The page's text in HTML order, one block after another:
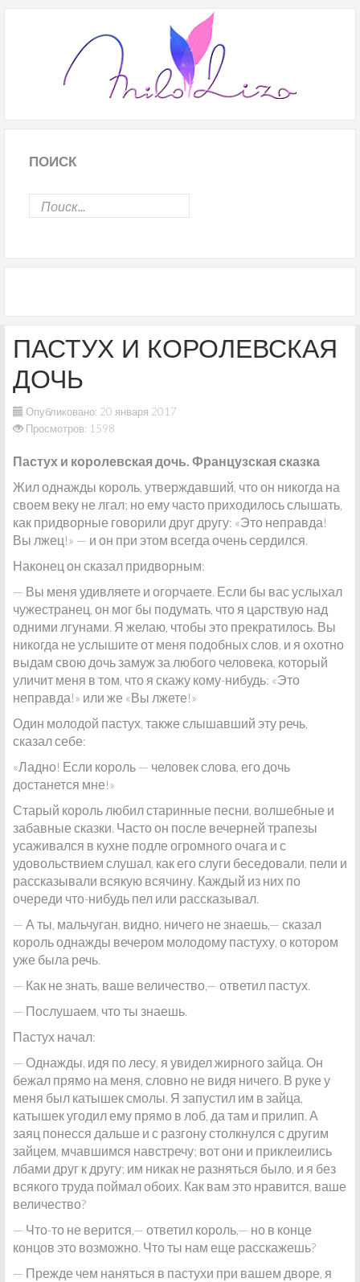
ПОИСК
ПАСТУХ И КОРОЛЕВСКАЯ
ДОЧЬ
Опубликовано: 20 января 2017
Просмотров: 1598
Пастух и королевская дочь. Французская сказка
Жил однажды король, утверждавший, что он никогда на
своем веку не лгал; но ему часто приходилось слышать,
как придворные говорили друг другу: «Это неправда!
Вы лжец!» — и он при этом всегда очень сердился.
Наконец он сказал придворным:
— Вы меня удивляете и огорчаете. Если бы вас услыхал
чужестранец, он мог бы подумать, что я царствую над
одними лгунами. Я желаю, чтобы это прекратилось. Вы
никогда не услышите от меня подобных слов, и я охотно
выдам свою дочь замуж за любого человека, который
уличит меня в том, что я скажу кому-нибудь: «Это
неправда!» или же «Вы лжете!»
Один молодой пастух, также слышавший эту речь,
сказал себе:
«Ладно! Если король — человек слова, его дочь
достанется мне!»
Старый король любил старинные песни, волшебные и
забавные сказки. Часто он после вечерней трапезы
усаживался в кухне подле огромного очага и с
удовольствием слушал, как его слуги беседовали, пели и
рассказывали всякую всячину. Каждый из них по
очереди что-нибудь пел или рассказывал.
— А ты, мальчуган, видно, ничего не знаешь,— сказал
король однажды вечером молодому пастуху, о котором
уже была речь.
— Как не знать, ваше величество,— ответил пастух.
— Послушаем, что ты знаешь.
Пастух начал:
— Однажды, идя по лесу, я увидел жирного зайца. Он
бежал прямо на меня, словно не видя ничего. В руке у
меня был катышек смолы. Я запустил им в зайца,
катышек угодил ему прямо в лоб, да там и прилип. А
заяц понесся дальше и с разгону столкнулся с другим
зайцем, мчавшимся навстречу; вот они и приклеились
лбами друг к другу; им никак не разняться было, и я без
всякого труда поймал обоих. Как вам это нравится, ваше
величество?
— Что-то не верится,— ответил король,— но в конце
концов это возможно. Что ты нам еще расскажешь?
— Прежде чем наняться в пастухи при вашем дворе, я